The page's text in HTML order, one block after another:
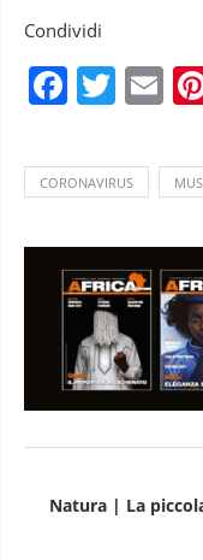
Condividi
CORONAVIRUS
Natura | La